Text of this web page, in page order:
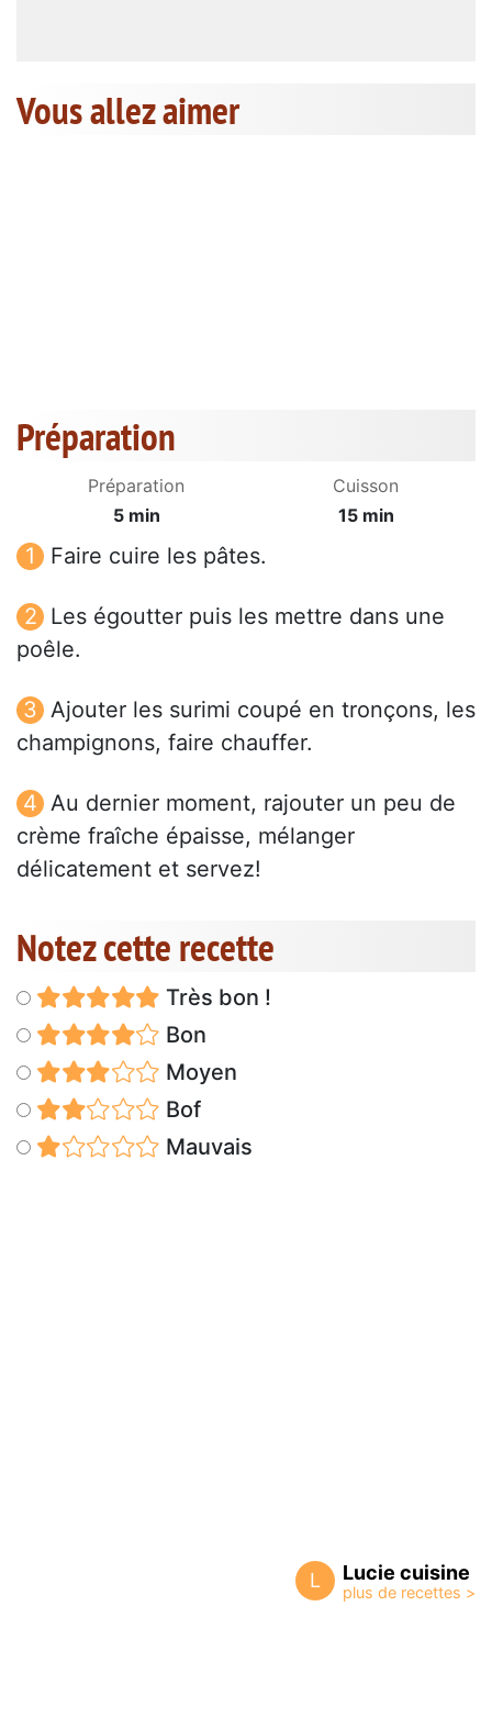
Vous allez aimer
Préparation
Préparation
5 min
Cuisson
15 min
Faire cuire les pâtes.
Les égoutter puis les mettre dans une
poêle.
Ajouter les surimi coupé en tronçons, les
champignons, faire chauffer.
Au dernier moment, rajouter un peu de
crème fraîche épaisse, mélanger
délicatement et servez!
Notez cette recette
Très bon !
Bon
Moyen
Bof
Mauvais
L Lucie cuisine